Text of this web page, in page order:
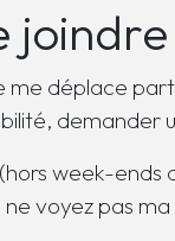
joindre
me déplace
week-ends
voyez pas